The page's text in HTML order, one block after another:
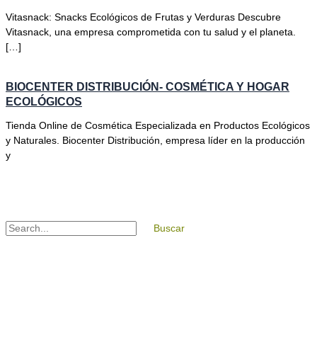
Vitasnack: Snacks Ecológicos de Frutas y Verduras Descubre
Vitasnack, una empresa comprometida con tu salud y el planeta.
[…]
BIOCENTER DISTRIBUCIÓN- COSMÉTICA Y HOGAR
ECOLÓGICOS
Tienda Online de Cosmética Especializada en Productos Ecológicos
y Naturales. Biocenter Distribución, empresa líder en la producción
y